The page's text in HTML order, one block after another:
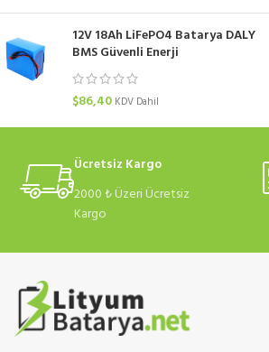
12V 18Ah LiFePO4 Batarya DALY
BMS Güvenli Enerji
$86,40 KDV Dahil
Ücretsiz Kargo
2000 ₺ Üzeri Ücretsiz
Kargo